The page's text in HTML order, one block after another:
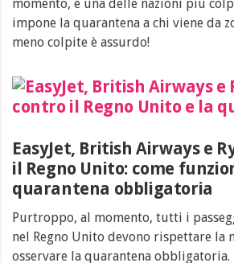
momento, è una delle nazioni più
impone la quarantena a chi viene da
meno colpite è assurdo!
EasyJet, British Airways e
il Regno Unito: come
quarantena obbligatoria
Purtroppo, al momento, tutti i
nel Regno Unito devono rispettare la
osservare la quarantena obbligatoria.